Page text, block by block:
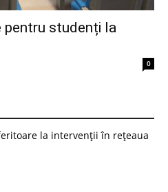
studenți la
0
la intervenții în rețeaua